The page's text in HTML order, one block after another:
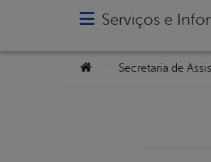
Abrir menu principal de
Serviços e
Você está aqui: